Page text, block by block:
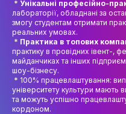
СПІВПРАЦЯ
КАФЕДРА ФЕШН ТА
МЕТА,
* Унікальні професійно-
лабораторії, обладнані за
змогу студентам отримати
реальних умовах.
* Практика в топових
практику в провідних івент-,
майданчиках та інших
шоу-бізнесу.
* 100% працевлаштування:
університету культури мають
та можуть успішно
кордоном.